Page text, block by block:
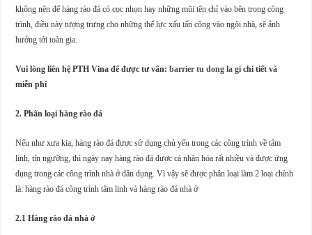
không nên để hàng rào đá có cọc nhọn hay những mũi tên chỉ vào bên trong công
trình, điều này tượng trưng cho những thế lực xấu tấn công vào ngôi nhà, sẽ ảnh
hưởng tới toàn gia.
Vui lòng liên hệ PTH Vina để được tư vấn:barrier tu dong la gi chi tiết và
miễn phí
2. Phân loại hàng rào đá
Nếu như xưa kia, hàng rào đá được sử dụng chủ yếu trong các công trình về tâm
linh, tín ngưỡng, thì ngày nay hàng rào đá được cá nhân hóa rất nhiều và được ứng
dụng trong các công trình nhà ở dân dụng. Vì vậy sẽ được phân loại làm 2 loại chính
là: hàng rào đá công trình tâm linh và hàng rào đá nhà ở
2.1 Hàng rào đá nhà ở